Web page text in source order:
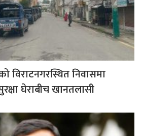
विराटनगरस्थित निवासमा
घेराबीच खानतलासी